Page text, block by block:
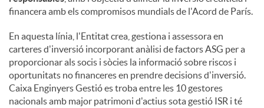
financera amb els compromisos mundials de l'Acord de París.
En aquesta línia, l'Entitat crea, gestiona i assessora en
carteres d'inversió incorporant anàlisi de factors ASG per a
proporcionar als socis i sòcies la informació sobre riscos i
oportunitats no financeres en prendre decisions d'inversió.
Caixa Enginyers Gestió es troba entre les 10 gestores
nacionals amb major patrimoni d'actius sota gestió ISR i té